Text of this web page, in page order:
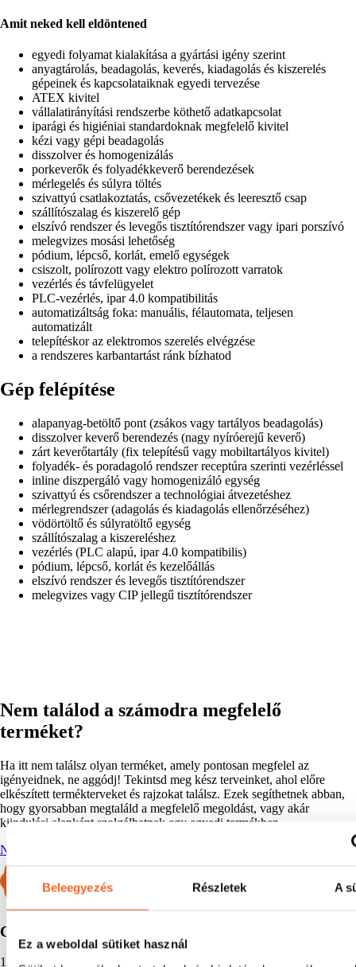
Beleegyezés Részletek A
Ez a weboldal sütiket használ
Amit neked kell eldöntened
egyedi folyamat kialakítása a gyártási igény szerint
anyagtárolás, beadagolás, keverés, kiadagolás és kiszerelés
gépeinek és kapcsolataiknak egyedi tervezése
ATEX kivitel
vállalatirányítási rendszerbe köthető adatkapcsolat
iparági és higiéniai standardoknak megfelelő kivitel
kézi vagy gépi beadagolás
disszolver és homogenizálás
porkeverők és folyadékkeverő berendezések
mérlegelés és súlyra töltés
szivattyú csatlakoztatás, csővezetékek és leeresztő csap
szállítószalag és kiszerelő gép
elszívó rendszer és levegős tisztítórendszer vagy ipari porszívó
melegvizes mosási lehetőség
pódium, lépcső, korlát, emelő egységek
csiszolt, polírozott vagy elektro polírozott varratok
vezérlés és távfelügyelet
PLC-vezérlés, ipar 4.0 kompatibilitás
automatizáltság foka: manuális, félautomata, teljesen
automatizált
telepítéskor az elektromos szerelés elvégzése
a rendszeres karbantartást ránk bízhatod
Gép felépítése
alapanyag-betöltő pont (zsákos vagy tartályos beadagolás)
disszolver keverő berendezés (nagy nyíróerejű keverő)
zárt keverőtartály (fix telepítésű vagy mobiltartályos kivitel)
folyadék- és poradagoló rendszer receptúra szerinti vezérléssel
inline diszpergáló vagy homogenizáló egység
szivattyú és csőrendszer a technológiai átvezetéshez
mérlegrendszer (adagolás és kiadagolás ellenőrzéséhez)
vödörtöltő és súlyratöltő egység
szállítószalag a kiszereléshez
vezérlés (PLC alapú, ipar 4.0 kompatibilis)
pódium, lépcső, korlát és kezelőállás
elszívó rendszer és levegős tisztítórendszer
melegvizes vagy CIP jellegű tisztítórendszer
Nem találod a számodra megfelelő
terméket?
Ha itt nem találsz olyan terméket, amely pontosan megfelel az
igényeidnek, ne aggódj! Tekintsd meg kész terveinket, ahol előre
elkészített termékterveket és rajzokat találsz. Ezek segíthetnek abban,
hogy gyorsabban megtaláld a megfelelő megoldást, vagy akár
kiindulási alapként szolgálhatnak egy egyedi termékhez.
NÉZD MEG KÉSZ TERVEINKET!
CHEMPLEX GARANCIA
12 hónap alap garancia, amely kiterjeszthető, ha a géped a Chemplex-